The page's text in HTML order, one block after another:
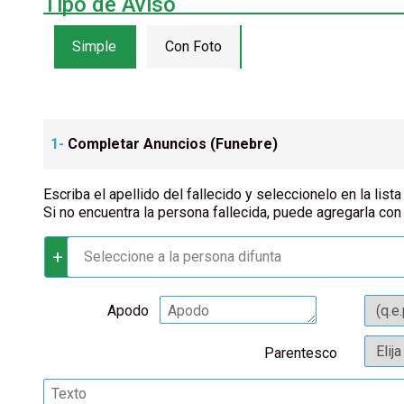
Simple Con Foto
1- Completar Anuncios (Funebre)
Parentesco
Si no encuentra la persona fallecida, puede agregarla con
Apodo
Escriba el apellido del fallecido y seleccionelo en la lista
+ Seleccione a la persona difunta